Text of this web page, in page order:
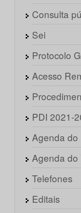
Consulta
Sei
Protocolo
Acesso
PDI 2021-
Agenda do
Agenda do
Telefones
Editais